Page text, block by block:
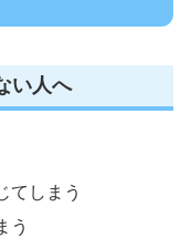
い人へ
てしまう
う